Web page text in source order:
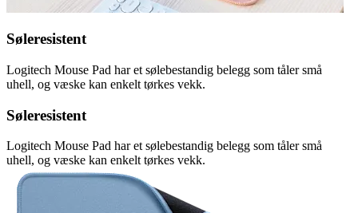
Søleresistent
Logitech Mouse Pad har et sølebestandig belegg som tåler små
uhell, og væske kan enkelt tørkes vekk.
Søleresistent
Logitech Mouse Pad har et sølebestandig belegg som tåler små
uhell, og væske kan enkelt tørkes vekk.